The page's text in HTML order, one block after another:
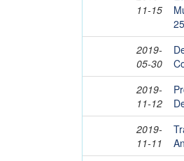
11-15
2019-
05-30
2019-
11-12
2019-
11-11